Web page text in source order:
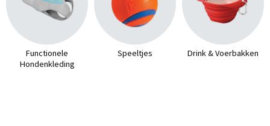
Functionele
Hondenkleding
Speeltjes Drink & Voerbakken